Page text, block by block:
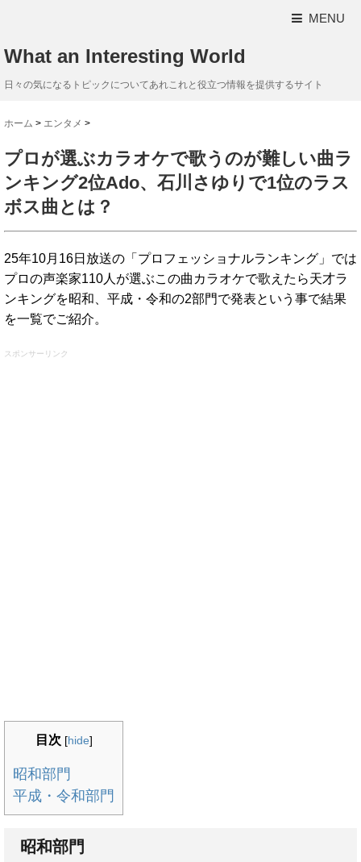
MENU
What an Interesting World
日々の気になるトピックについてあれこれと役立つ情報を提供するサイト
ホーム > エンタメ >
プロが選ぶカラオケで歌うのが難しい曲ラ
ンキング2位Ado、石川さゆりで1位のラス
ボス曲とは？
25年10月16日放送の「プロフェッショナルランキング」では
プロの声楽家110人が選ぶこの曲カラオケで歌えたら天才ラ
ンキングを昭和、平成・令和の2部門で発表という事で結果
を一覧でご紹介。
スポンサーリンク
目次 [hide]
昭和部門
平成・令和部門
昭和部門